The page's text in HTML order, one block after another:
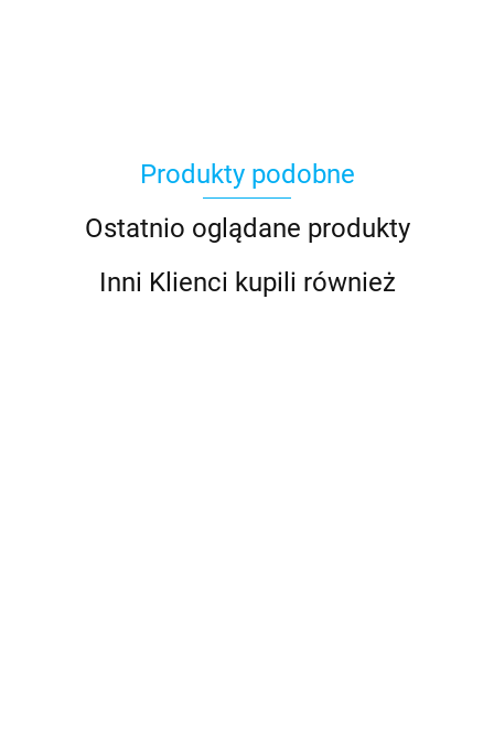
Produkty podobne
Ostatnio oglądane produkty
Inni Klienci kupili również